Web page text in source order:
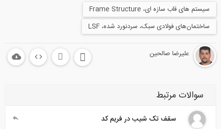
سیستم های قاب سازه ای، Frame Structure
ساختمان‌های فولادی سبک، سردنورد شده، LSF
علیرضا صالحین
سوالات مرتبط
سقف تک شیب در فریم کد